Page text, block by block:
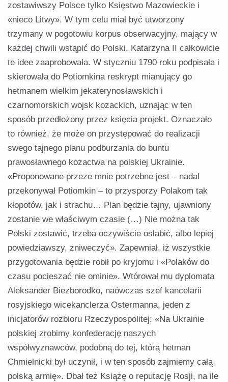
zostawiwszy Polsce tylko Księstwo Mazowieckie i
«nieco Litwy». W tym celu miał być utworzony
trzymany w pogotowiu korpus obserwacyjny, mający w
każdej chwili wstąpić do Polski. Katarzyna II całkowicie
te idee zaaprobowała. W styczniu 1790 roku podpisała i
skierowała do Potiomkina reskrypt mianujący go
hetmanem wielkim jekaterynosławskich i
czarnomorskich wojsk kozackich, uznając w ten
sposób przedłożony przez księcia projekt. Oznaczało
to również, że może on przystępować do realizacji
swego tajnego planu podburzania do buntu
prawosławnego kozactwa na polskiej Ukrainie.
«Proponowane przeze mnie potrzebne jest – nadal
przekonywał Potiomkin – to przysporzy Polakom tak
kłopotów, jak i strachu… Plan będzie tajny, ujawniony
zostanie we właściwym czasie (…) Nie można tak
Polski zostawić, trzeba oczywiście osłabić, albo lepiej
powiedziawszy, zniweczyć». Zapewniał, iż wszystkie
przygotowania będzie robił po kryjomu i «Polaków do
czasu pocieszać nie ominie». Wtórował mu dyplomata
Aleksander Biezborodko, naówczas szef kancelarii
rosyjskiego wicekanclerza Ostermanna, jeden z
inicjatorów rozbioru Rzeczypospolitej: «Na Ukrainie
polskiej zrobimy konfederację naszych
współwyznawców, podobną do tej, którą hetman
Chmielnicki był uczynił, i w ten sposób zajmiemy całą
polską armię». Dbał też Książę o reputację Rosji, na ile